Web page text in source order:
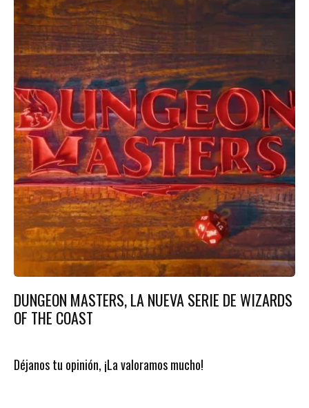
DUNGEON MASTERS, LA NUEVA SERIE DE WIZARDS
OF THE COAST
Déjanos tu opinión, ¡La valoramos mucho!